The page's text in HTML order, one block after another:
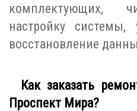
комплектующих,
настройку системы,
восстановление
Как заказать
Проспект Мира?